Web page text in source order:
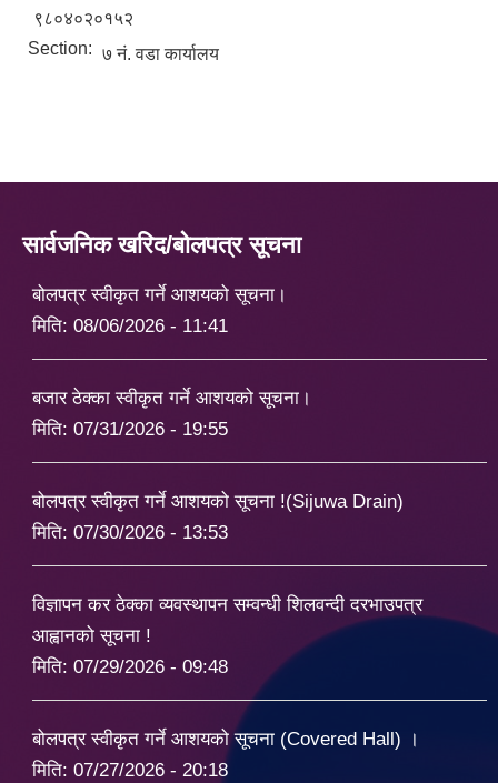
९८०४०२०१५२
Section: ७ नं. वडा कार्यालय
सार्वजनिक खरिद/बोलपत्र सूचना
बोलपत्र स्वीकृत गर्ने आशयको सूचना।
मिति: 08/06/2026 - 11:41
बजार ठेक्का स्वीकृत गर्ने आशयको सूचना।
मिति: 07/31/2026 - 19:55
बोलपत्र स्वीकृत गर्ने आशयको सूचना !(Sijuwa Drain)
मिति: 07/30/2026 - 13:53
विज्ञापन कर ठेक्का व्यवस्थापन सम्वन्धी शिलवन्दी दरभाउपत्र
आह्वानको सूचना !
मिति: 07/29/2026 - 09:48
बोलपत्र स्वीकृत गर्ने आशयको सूचना (Covered Hall) ।
मिति: 07/27/2026 - 20:18